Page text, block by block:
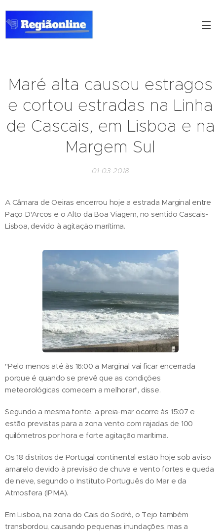
Maré alta causou estragos
e cortou estradas na Linha
de Cascais, em Lisboa e na
Margem Sul
01-03-2018
A Câmara de Oeiras encerrou hoje a estrada Marginal entre
Paço D'Arcos e o Alto da Boa Viagem, no sentido Cascais-
Lisboa, devido à agitação marítima.
"Pelo menos até às 16:00 a Marginal vai ficar encerrada
porque é quando se prevê que as condições
meteorológicas comecem a melhorar", disse.
Segundo a mesma fonte, a preia-mar ocorre às 15:07 e
estão previstas para a zona vento com rajadas de 100
quilómetros por hora e forte agitação marítima.
Os 18 distritos de Portugal continental estão hoje sob aviso
amarelo devido à previsão de chuva e vento fortes e queda
de neve, segundo o Instituto Português do Mar e da
Atmosfera (IPMA).
Em Lisboa, na zona do Cais do Sodré, o Tejo também
transbordou, causando pequenas inundações, mas a